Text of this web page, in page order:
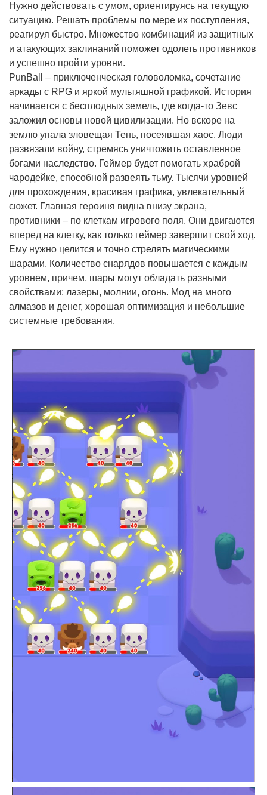
Нужно действовать с умом, ориентируясь на текущую
ситуацию. Решать проблемы по мере их поступления,
реагируя быстро. Множество комбинаций из защитных
и атакующих заклинаний поможет одолеть противников
и успешно пройти уровни.
PunBall – приключенческая головоломка, сочетание
аркады с RPG и яркой мультяшной графикой. История
начинается с бесплодных земель, где когда-то Зевс
заложил основы новой цивилизации. Но вскоре на
землю упала зловещая Тень, посеявшая хаос. Люди
развязали войну, стремясь уничтожить оставленное
богами наследство. Геймер будет помогать храброй
чародейке, способной развеять тьму. Тысячи уровней
для прохождения, красивая графика, увлекательный
сюжет. Главная героиня видна внизу экрана,
противники – по клеткам игрового поля. Они двигаются
вперед на клетку, как только геймер завершит свой ход.
Ему нужно целится и точно стрелять магическими
шарами. Количество снарядов повышается с каждым
уровнем, причем, шары могут обладать разными
свойствами: лазеры, молнии, огонь. Мод на много
алмазов и денег, хорошая оптимизация и небольшие
системные требования.